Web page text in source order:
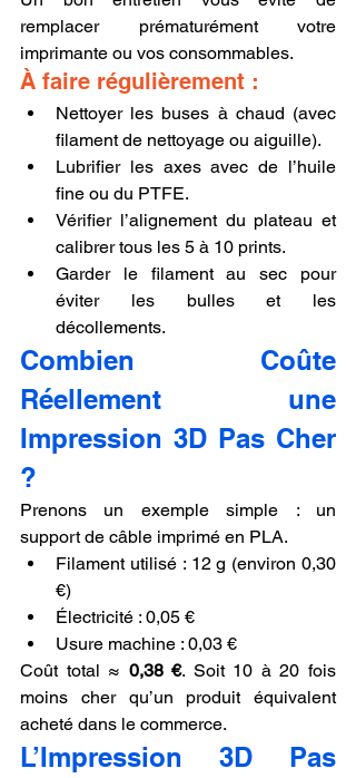
remplacer prématurément votre
imprimante ou vos consommables.
À faire régulièrement :
Nettoyer les buses à chaud (avec
filament de nettoyage ou aiguille).
Lubrifier les axes avec de l’huile
fine ou du PTFE.
Vérifier l’alignement du plateau et
calibrer tous les 5 à 10 prints.
Garder le filament au sec pour
éviter les bulles et les
décollements.
Combien Coûte
Réellement une
Impression 3D Pas Cher
?
Prenons un exemple simple : un
support de câble imprimé en PLA.
Filament utilisé : 12 g (environ 0,30
€)
Électricité : 0,05 €
Usure machine : 0,03 €
Coût total ≈ 0,38 €. Soit 10 à 20 fois
moins cher qu’un produit équivalent
acheté dans le commerce.
L’Impression 3D Pas